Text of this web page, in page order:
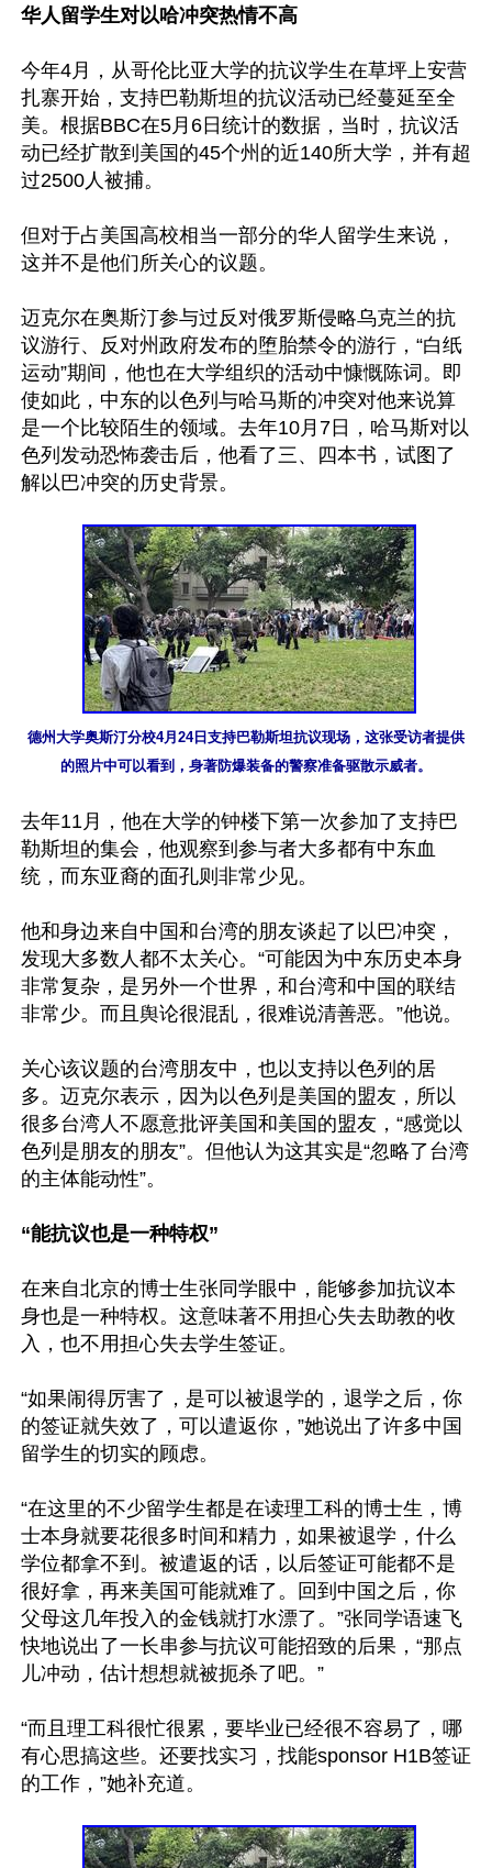
华人留学生对以哈冲突热情不高
今年4月，从哥伦比亚大学的抗议学生在草坪上安营
扎寨开始，支持巴勒斯坦的抗议活动已经蔓延至全
美。根据BBC在5月6日统计的数据，当时，抗议活
动已经扩散到美国的45个州的近140所大学，并有超
过2500人被捕。
但对于占美国高校相当一部分的华人留学生来说，
这并不是他们所关心的议题。
迈克尔在奥斯汀参与过反对俄罗斯侵略乌克兰的抗
议游行、反对州政府发布的堕胎禁令的游行，“白纸
运动”期间，他也在大学组织的活动中慷慨陈词。即
使如此，中东的以色列与哈马斯的冲突对他来说算
是一个比较陌生的领域。去年10月7日，哈马斯对以
色列发动恐怖袭击后，他看了三、四本书，试图了
解以巴冲突的历史背景。
德州大学奥斯汀分校4月24日支持巴勒斯坦抗议现场，这张受访者提供
的照片中可以看到，身著防爆装备的警察准备驱散示威者。
去年11月，他在大学的钟楼下第一次参加了支持巴
勒斯坦的集会，他观察到参与者大多都有中东血
统，而东亚裔的面孔则非常少见。
他和身边来自中国和台湾的朋友谈起了以巴冲突，
发现大多数人都不太关心。“可能因为中东历史本身
非常复杂，是另外一个世界，和台湾和中国的联结
非常少。而且舆论很混乱，很难说清善恶。”他说。
关心该议题的台湾朋友中，也以支持以色列的居
多。迈克尔表示，因为以色列是美国的盟友，所以
很多台湾人不愿意批评美国和美国的盟友，“感觉以
色列是朋友的朋友”。但他认为这其实是“忽略了台湾
的主体能动性”。
“能抗议也是一种特权”
在来自北京的博士生张同学眼中，能够参加抗议本
身也是一种特权。这意味著不用担心失去助教的收
入，也不用担心失去学生签证。
“如果闹得厉害了，是可以被退学的，退学之后，你
的签证就失效了，可以遣返你，”她说出了许多中国
留学生的切实的顾虑。
“在这里的不少留学生都是在读理工科的博士生，博
士本身就要花很多时间和精力，如果被退学，什么
学位都拿不到。被遣返的话，以后签证可能都不是
很好拿，再来美国可能就难了。回到中国之后，你
父母这几年投入的金钱就打水漂了。”张同学语速飞
快地说出了一长串参与抗议可能招致的后果，“那点
儿冲动，估计想想就被扼杀了吧。”
“而且理工科很忙很累，要毕业已经很不容易了，哪
有心思搞这些。还要找实习，找能sponsor H1B签证
的工作，”她补充道。